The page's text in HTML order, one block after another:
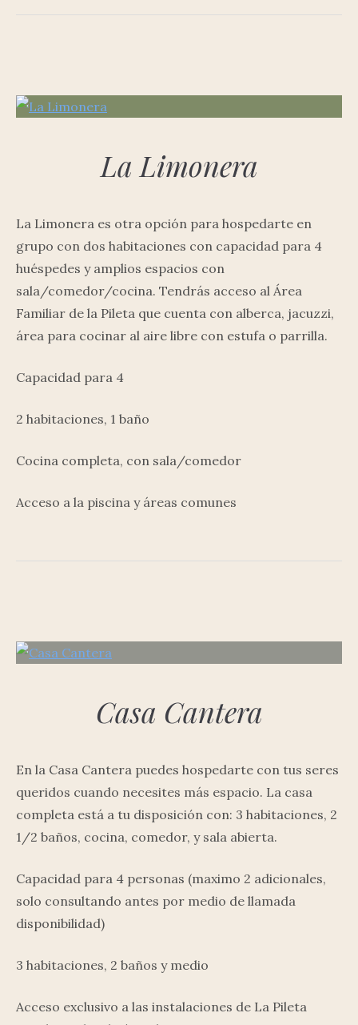
La Limonera
La Limonera es otra opción para hospedarte en
grupo con dos habitaciones con capacidad para 4
huéspedes y amplios espacios con
sala/comedor/cocina. Tendrás acceso al Área
Familiar de la Pileta que cuenta con alberca, jacuzzi,
área para cocinar al aire libre con estufa o parrilla.
Capacidad para 4
2 habitaciones, 1 baño
Cocina completa, con sala/comedor
Acceso a la piscina y áreas comunes
Casa Cantera
En la Casa Cantera puedes hospedarte con tus seres
queridos cuando necesites más espacio. La casa
completa está a tu disposición con: 3 habitaciones, 2
1/2 baños, cocina, comedor, y sala abierta.
Capacidad para 4 personas (maximo 2 adicionales,
solo consultando antes por medio de llamada
disponibilidad)
3 habitaciones, 2 baños y medio
Acceso exclusivo a las instalaciones de La Pileta